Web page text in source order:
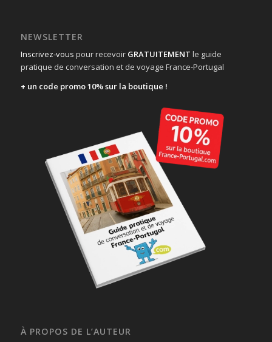
NEWSLETTER
Inscrivez-vous pour recevoir GRATUITEMENT le guide
pratique de conversation et de voyage France-Portugal
+ un code promo 10% sur la boutique !
À PROPOS DE L’AUTEUR